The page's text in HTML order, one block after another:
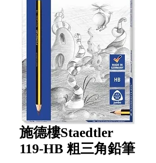
施德樓Staedtler
119-HB 粗三角鉛筆